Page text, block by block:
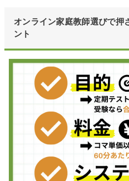
オンライン家庭教師選びで押
ント